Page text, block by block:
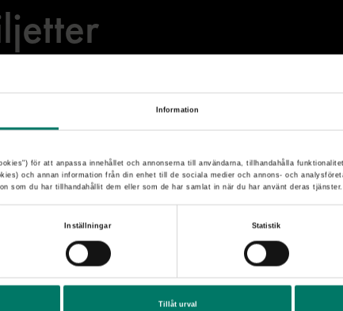
Information
för att anpassa innehållet och annonserna till användarna, tillhandahålla
och annan information från din enhet till de sociala medier och annons- och
som du har tillhandahållit dem eller som de har samlat in när du har använt deras
Inställningar Statistik
Tillåt urval
var. Därför införs ett nytt datoriserat system
ger resenärerna snabbare och bättre